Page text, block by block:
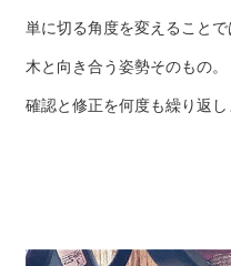
単に切る角度を変えることで
木と向き合う姿勢そのもの。
確認と修正を何度も繰り返し